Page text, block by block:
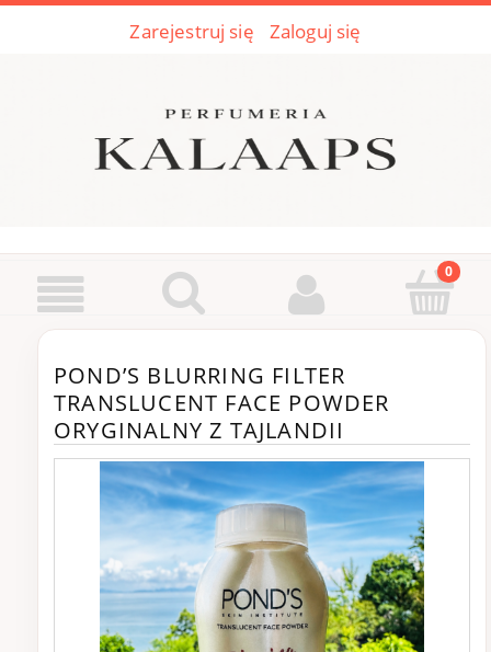
Zarejestruj się Zaloguj się
POND’S BLURRING FILTER
TRANSLUCENT FACE POWDER
ORYGINALNY Z TAJLANDII